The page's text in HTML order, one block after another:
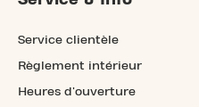
Service clientèle
Règlement intérieur
Heures d'ouverture